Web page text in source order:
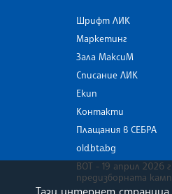
Шрифт ЛИК
Маркетинг
Зала МаксиМ
Списание ЛИК
Екип
Контакти
Плащания в СЕБРА
old.bta.bg
ВОТ - 19 април 2026
предизборната
Тази интернет страница